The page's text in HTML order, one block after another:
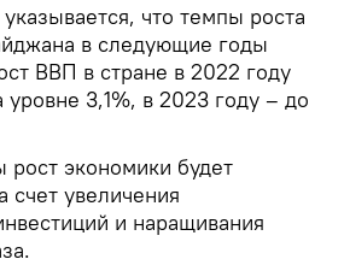
что темпы роста
в следующие годы
ВВП в стране в 2022 году
уровне 3,1%, в 2023 году – до
рост экономики будет
счет увеличения
и наращивания